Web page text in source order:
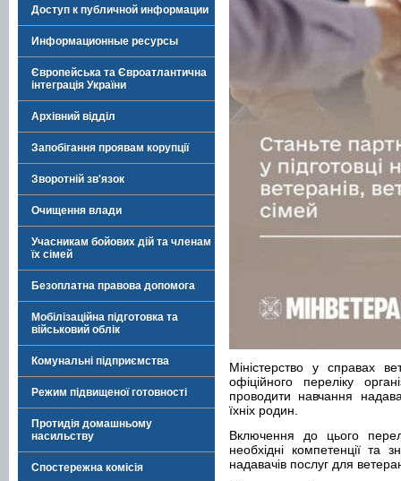
Доступ к публичной информации
Информационные ресурсы
Європейська та Євроатлантична
інтеграція України
Архівний відділ
Запобігання проявам корупції
Зворотній зв'язок
Очищення влади
Учасникам бойових дій та членам
їх сімей
Безоплатна правова допомога
Мобілізаційна підготовка та
військовий облік
Комунальні підприємства
Режим підвищеної готовності
Протидія домашньому
насильству
Спостережна комісія
Міністерство у справах
офіційного переліку
проводити навчання
їхніх родин.
Включення до цього
необхідні компетенції та
надавачів послуг для